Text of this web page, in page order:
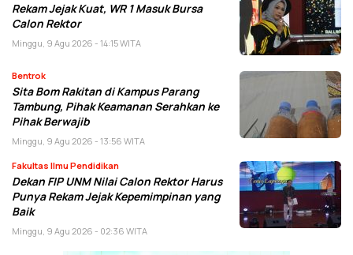
Rekam Jejak Kuat, WR 1 Masuk Bursa
Calon Rektor
Minggu, 9 Agu 2026 - 14:15 WITA
Bentrok
Sita Bom Rakitan di Kampus Parang
Tambung, Pihak Keamanan Serahkan ke
Pihak Berwajib
Minggu, 9 Agu 2026 - 13:56 WITA
Fakultas Ilmu Pendidikan
Dekan FIP UNM Nilai Calon Rektor Harus
Punya Rekam Jejak Kepemimpinan yang
Baik
Minggu, 9 Agu 2026 - 02:36 WITA